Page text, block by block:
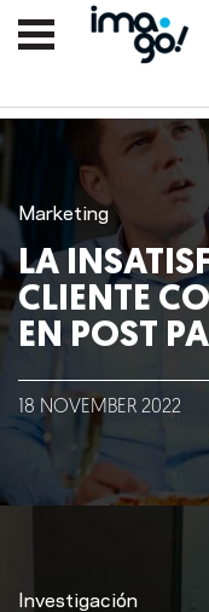
Marketing
LA
CLIENTE
EN POST
18 NOVEMBER 2022
Investigación